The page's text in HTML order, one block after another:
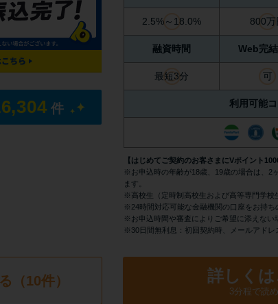
件
2.5%～18.0% 800万
融資時間 Web完
最短3分 可
利用可能
【はじめてご契約のお客さまにVポイント
※お申込時の年齢が18歳、19歳の場合は、2
ます。
※高校生（定時制高校生および高等専門学校
※24時間対応可能な金融機関の口座をお持ち
※お申込時間や審査によりご希望に添えない
※30日間無利息：初回契約時、メールアドレ
（10件） 詳しく
3分程で読め